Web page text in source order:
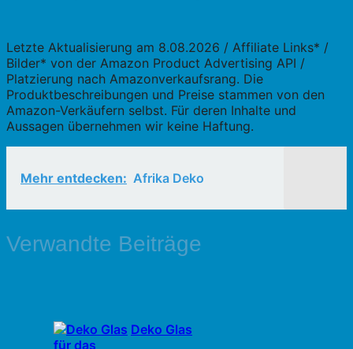
Letzte Aktualisierung am 8.08.2026 / Affiliate Links* /
Bilder* von der Amazon Product Advertising API /
Platzierung nach Amazonverkaufsrang. Die
Produktbeschreibungen und Preise stammen von den
Amazon-Verkäufern selbst. Für deren Inhalte und
Aussagen übernehmen wir keine Haftung.
Mehr entdecken: Afrika Deko
Verwandte Beiträge
Deko Glas